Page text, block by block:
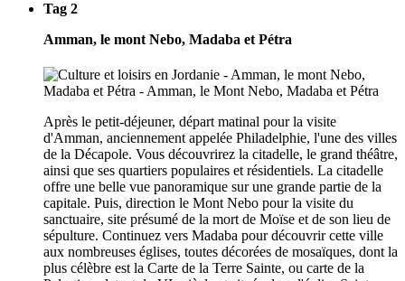
Tag 2
Amman, le mont Nebo, Madaba et Pétra
Après le petit-déjeuner, départ matinal pour la visite
d'Amman, anciennement appelée Philadelphie, l'une des villes
de la Décapole. Vous découvrirez la citadelle, le grand théâtre,
ainsi que ses quartiers populaires et résidentiels. La citadelle
offre une belle vue panoramique sur une grande partie de la
capitale. Puis, direction le Mont Nebo pour la visite du
sanctuaire, site présumé de la mort de Moïse et de son lieu de
sépulture. Continuez vers Madaba pour découvrir cette ville
aux nombreuses églises, toutes décorées de mosaïques, dont la
plus célèbre est la Carte de la Terre Sainte, ou carte de la